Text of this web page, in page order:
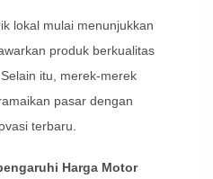
lokal mulai menunjukkan
produk berkualitas
itu, merek-merek
pasar dengan
terbaru.
Harga Motor